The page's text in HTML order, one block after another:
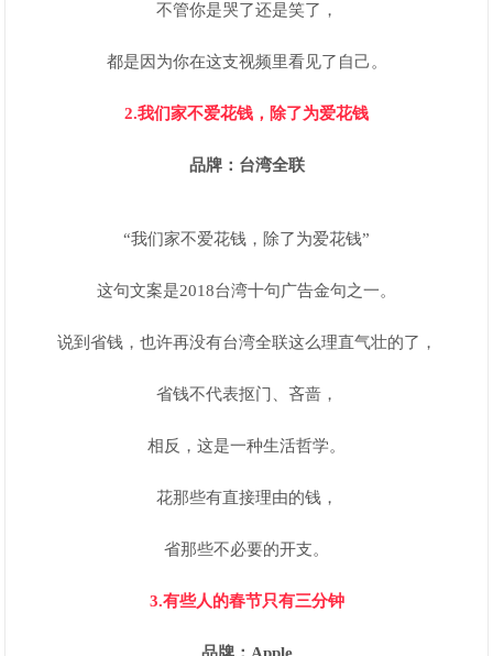
不管你是哭了还是笑了，
都是因为你在这支视频里看见了自己。
2.我们家不爱花钱，除了为爱花钱
品牌：台湾全联
“我们家不爱花钱，除了为爱花钱”
这句文案是2018台湾十句广告金句之一。
说到省钱，也许再没有台湾全联这么理直气壮的了，
省钱不代表抠门、吝啬，
相反，这是一种生活哲学。
花那些有直接理由的钱，
省那些不必要的开支。
3.有些人的春节只有三分钟